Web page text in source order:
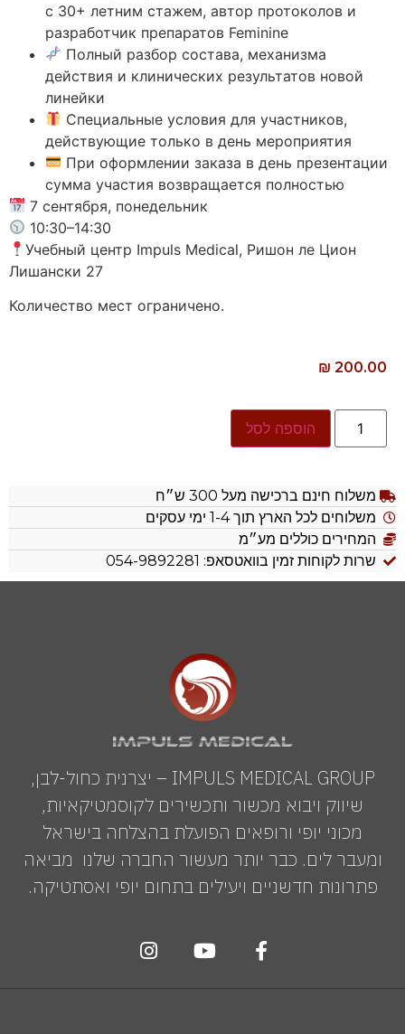
с 30+ летним стажем, автор протоколов и
разработчик препаратов Feminine
Полный разбор состава, механизма
действия и клинических результатов новой
линейки
Специальные условия для участников,
действующие только в день мероприятия
При оформлении заказа в день презентации
сумма участия возвращается полностью
7 сентября, понедельник
10:30–14:30
Учебный центр Impuls Medical, Ришон ле Цион
Лишански 27
Количество мест ограничено.
₪ 200.00
הוספה לסל
משלוח חינם ברכישה מעל 300 ש״ח
משלוחים לכל הארץ תוך 1-4 ימי עסקים
המחירים כוללים מע״מ
שרות לקוחות זמין בוואטסאפ: 054-9892281
IMPULS MEDICAL GROUP – יצרנית כחול-לבן,
שיווק ויבוא מכשור ותכשירים לקוסמטיקאיות,
מכוני יופי ורופאים הפועלת בהצלחה בישראל
ומעבר לים. כבר יותר מעשור החברה שלנו מביאה
פתרונות חדשניים ויעילים בתחום יופי ואסתטיקה.